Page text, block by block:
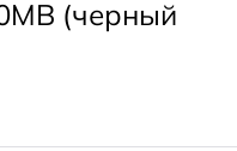
(черный